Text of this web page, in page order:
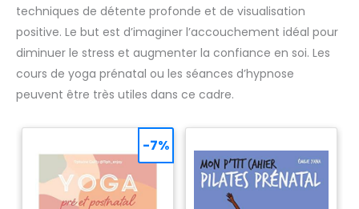
techniques de détente profonde et de visualisation
positive. Le but est d’imaginer l’accouchement idéal pour
diminuer le stress et augmenter la confiance en soi. Les
cours de yoga prénatal ou les séances d’hypnose
peuvent être très utiles dans ce cadre.
-7%